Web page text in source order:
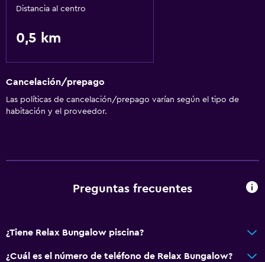
Distancia al centro
0,5 km
Cancelación/prepago
Las políticas de cancelación/prepago varían según el tipo de
habitación y el proveedor.
Preguntas frecuentes
¿Tiene Relax Bungalow piscina?
¿Cuál es el número de teléfono de Relax Bungalow?